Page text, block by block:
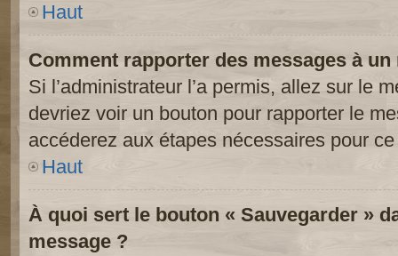
Haut
Comment rapporter des messages à
Si l’administrateur l’a permis, allez sur le
devriez voir un bouton pour rapporter le
accéderez aux étapes nécessaires pour
Haut
À quoi sert le bouton « Sauvegarder »
message ?